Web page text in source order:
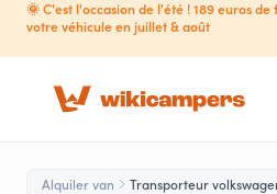
🌞 C'est l'occasion de l'été ! 189 euros
votre véhicule en juillet & août
Alquiler van Transporteur